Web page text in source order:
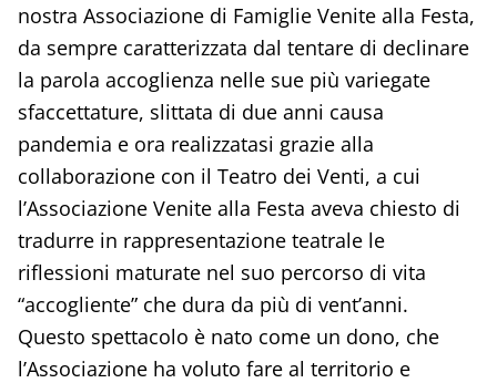
nostra Associazione di Famiglie Venite alla Festa,
da sempre caratterizzata dal tentare di declinare
la parola accoglienza nelle sue più variegate
sfaccettature, slittata di due anni causa
pandemia e ora realizzatasi grazie alla
collaborazione con il Teatro dei Venti, a cui
l’Associazione Venite alla Festa aveva chiesto di
tradurre in rappresentazione teatrale le
riflessioni maturate nel suo percorso di vita
“accogliente” che dura da più di vent’anni.
Questo spettacolo è nato come un dono, che
l’Associazione ha voluto fare al territorio e